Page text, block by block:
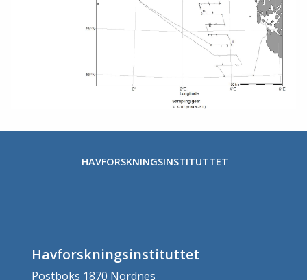
HAVFORSKNINGSINSTITUTTET
Havforskningsinstituttet
Postboks 1870 Nordnes